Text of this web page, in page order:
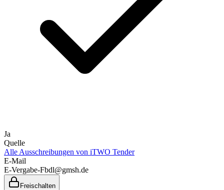
Ja
Quelle
Alle Ausschreibungen von iTWO Tender
E-Mail
E-Vergabe-Fbdl@gmsh.de
Freischalten